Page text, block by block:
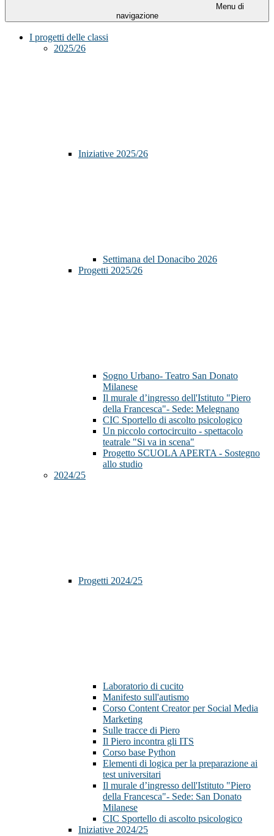
Menu di
navigazione
I progetti delle classi
2025/26
Iniziative 2025/26
Settimana del Donacibo 2026
Progetti 2025/26
Sogno Urbano- Teatro San Donato
Milanese
Il murale d’ingresso dell'Istituto "Piero
della Francesca"- Sede: Melegnano
CIC Sportello di ascolto psicologico
Un piccolo cortocircuito - spettacolo
teatrale "Si va in scena"
Progetto SCUOLA APERTA - Sostegno
allo studio
2024/25
Progetti 2024/25
Laboratorio di cucito
Manifesto sull'autismo
Corso Content Creator per Social Media
Marketing
Sulle tracce di Piero
Il Piero incontra gli ITS
Corso base Python
Elementi di logica per la preparazione ai
test universitari
Il murale d’ingresso dell'Istituto "Piero
della Francesca"- Sede: San Donato
Milanese
CIC Sportello di ascolto psicologico
Iniziative 2024/25